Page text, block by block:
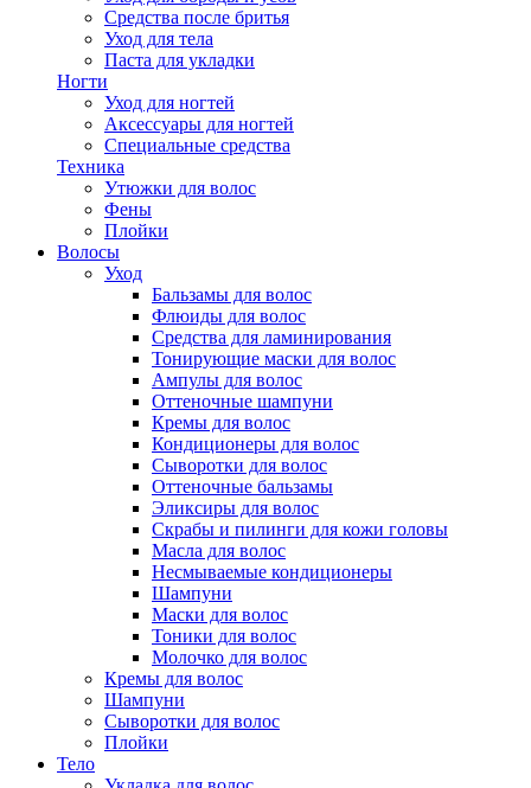
Средства после бритья
Уход для тела
Паста для укладки
Ногти
Уход для ногтей
Аксессуары для ногтей
Специальные средства
Техника
Утюжки для волос
Фены
Плойки
Волосы
Уход
Бальзамы для волос
Флюиды для волос
Средства для ламинирования
Тонирующие маски для волос
Ампулы для волос
Оттеночные шампуни
Кремы для волос
Кондиционеры для волос
Сыворотки для волос
Оттеночные бальзамы
Эликсиры для волос
Скрабы и пилинги для кожи головы
Масла для волос
Несмываемые кондиционеры
Шампуни
Маски для волос
Тоники для волос
Молочко для волос
Кремы для волос
Шампуни
Сыворотки для волос
Плойки
Тело